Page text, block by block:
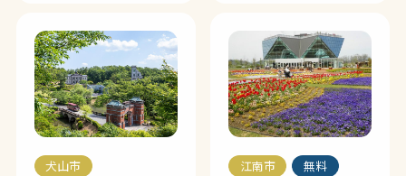
犬山市 江南市 無料